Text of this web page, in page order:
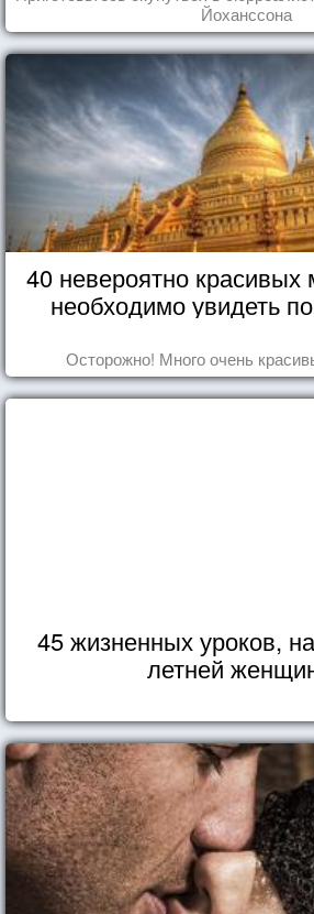
Йоханссона
40 невероятно красивых
необходимо увидеть
Осторожно! Много очень
45 жизненных уроков,
летней